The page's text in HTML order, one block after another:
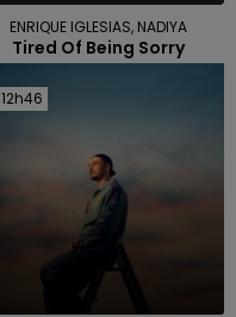
ENRIQUE IGLESIAS, NADIYA
Tired Of Being Sorry
12h46
12h46